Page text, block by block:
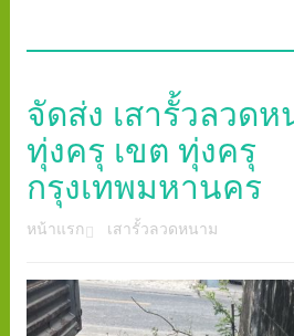
จัดส่ง เสารั้วลวด
ทุ่งครุ เขต ทุ่งครุ
กรุงเทพมหานคร
หน้าแรก เสารั้วลวดหนาม